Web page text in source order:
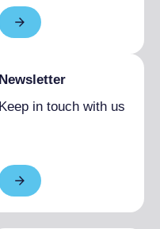
Newsletter
Keep in touch with us